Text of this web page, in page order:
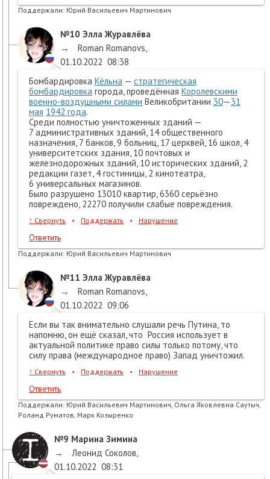
Поддержали: Юрий Васильевич Мартинович
№10 Элла Журавлёва
→
Roman Romanovs
01.10.2022 08:38
Бомбардировка Кёльна — стратегическая
бомбардировка города, проведённая Королевскими
военно-воздушными силами Великобритании 30—31
мая 1942 года.
Среди полностью уничтоженных зданий —
7 административных зданий, 14 общественного
назначения, 7 банков, 9 больниц, 17 церквей, 16 школ, 4
университетских здания, 10 почтовых и
железнодорожных зданий, 10 исторических зданий, 2
редакции газет, 4 гостиницы, 2 кинотеатра,
6 универсальных магазинов.
Было разрушено 13010 квартир, 6360 серьёзно
повреждено, 22270 получили слабые повреждения.
↑ Свернуть • Поддержать • Нарушение
Ответить
Поддержали: Юрий Васильевич Мартинович
№11 Элла Журавлёва
→
Roman Romanovs
01.10.2022 09:06
Если вы так внимательно слушали речь Путина, то
напомню, он ещё сказал, что Россия использует в
актуальной политике право силы только потому, что
силу права (международное право) Запад уничтожил.
↑ Свернуть • Поддержать • Нарушение
Ответить
Поддержали: Юрий Васильевич Мартинович, Ольга Яковлевна Саутыч,
Роланд Руматов, Марк Козыренко
№9 Марина Зимина
→
Леонид Соколов
01.10.2022 08:31